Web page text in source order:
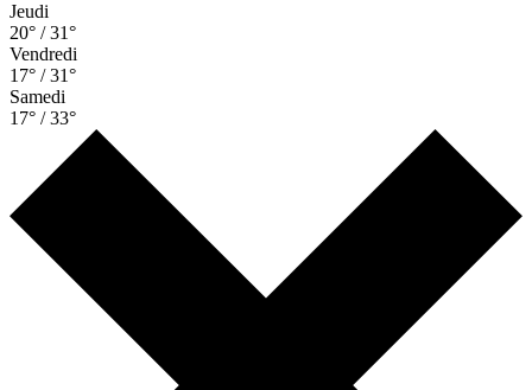
Jeudi
20° / 31°
Vendredi
17° / 31°
Samedi
17° / 33°